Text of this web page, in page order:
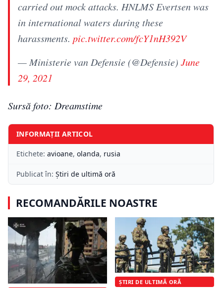
carried out mock attacks. HNLMS Evertsen was
in international waters during these
harassments. pic.twitter.com/fcY1nH392V
— Ministerie van Defensie (@Defensie) June
29, 2021
Sursă foto: Dreamstime
INFORMAȚII ARTICOL
Etichete: avioane, olanda, rusia
Publicat în: Știri de ultimă oră
RECOMANDĂRILE NOASTRE
ȘTIRI DE ULTIMĂ ORĂ